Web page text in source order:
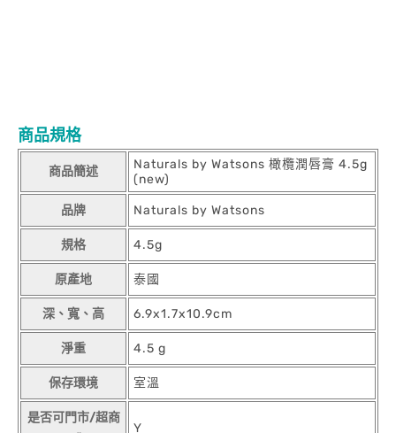
商品規格
商品簡述
Naturals by Watsons 橄欖潤唇膏 4.5g
(new)
品牌 Naturals by Watsons
規格 4.5g
原產地 泰國
深、寬、高 6.9x1.7x10.9cm
淨重 4.5 g
保存環境 室溫
是否可門市/超商
Y